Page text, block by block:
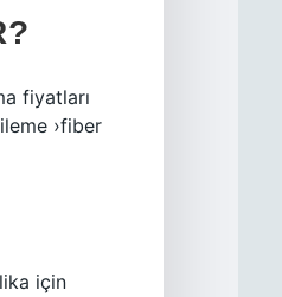
fiyatları
›fiber
için